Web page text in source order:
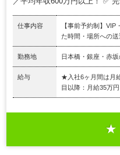
仕事内容
【事前予約制】
た時間・場所への送
勤務地 日本橋・銀座・赤
給与
★入社6ヶ月間は月
目以降：月給35万円